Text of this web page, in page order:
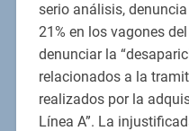
serio análisis,
21% en los vagones
denunciar la
relacionados a la
realizados por la
Línea A”. La